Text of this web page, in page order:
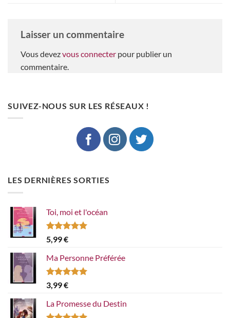
Laisser un commentaire
Vous devezvous connecter pour publier un
commentaire.
SUIVEZ-NOUS SUR LES RÉSEAUX !
LES DERNIÈRES SORTIES
Toi, moi et l'océan
Note5.00
sur 5
5,99€
Ma Personne Préférée
Note5.00
sur 5
3,99€
La Promesse du Destin